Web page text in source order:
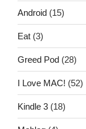
Android (15)
Eat (3)
Greed Pod (28)
I Love MAC! (52)
Kindle 3 (18)